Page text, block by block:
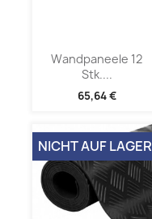
Wandpaneele 12
Stk....
65,64 €
NICHT AUF LAGER